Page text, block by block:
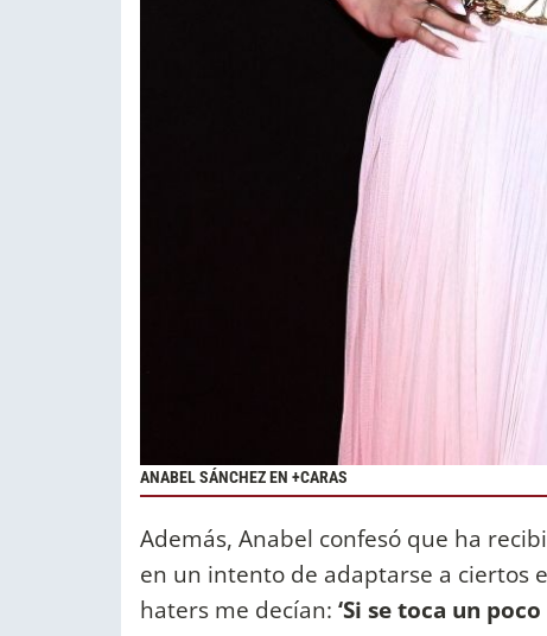
ANABEL SÁNCHEZ EN +CARAS
Además, Anabel confesó que ha
en un intento de adaptarse a ciertos
haters me decían: ‘Si se toca un